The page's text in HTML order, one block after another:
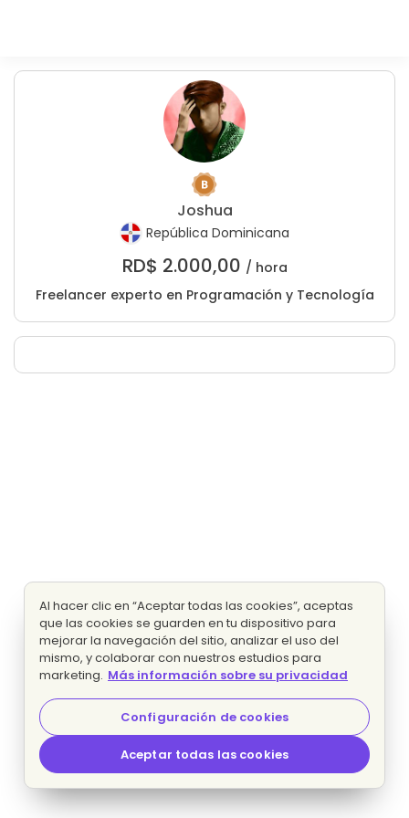
Joshua
República Dominicana
RD$ 2.000,00 / hora
Freelancer experto en Programación y Tecnología
Al hacer clic en “Aceptar todas las cookies”, aceptas
que las cookies se guarden en tu dispositivo para
mejorar la navegación del sitio, analizar el uso del
mismo, y colaborar con nuestros estudios para
marketing. Más información sobre su privacidad
Configuración de cookies
Aceptar todas las cookies